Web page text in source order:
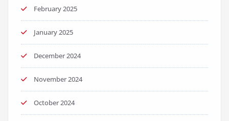
February 2025
January 2025
December 2024
November 2024
October 2024